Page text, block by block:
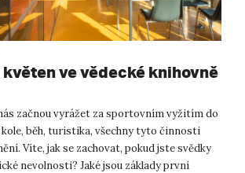
ve vědecké knihovně
začnou vyrážet za sportovním vyžitím do
běh, turistika, všechny tyto činnosti
Víte, jak se zachovat, pokud jste svědky
nevolnosti? Jaké jsou základy první